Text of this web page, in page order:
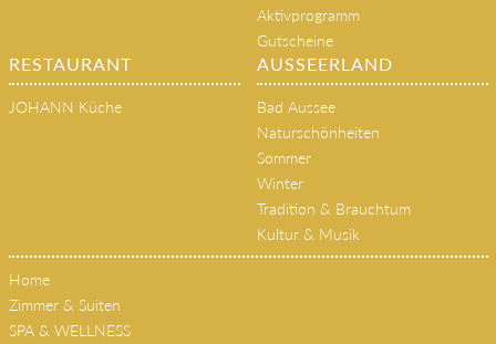
Aktivprogramm
Gutscheine
RESTAURANT
JOHANN Küche
AUSSEERLAND
Bad Aussee
Naturschönheiten
Sommer
Winter
Tradition & Brauchtum
Kultur & Musik
Home
Zimmer & Suiten
SPA & WELLNESS